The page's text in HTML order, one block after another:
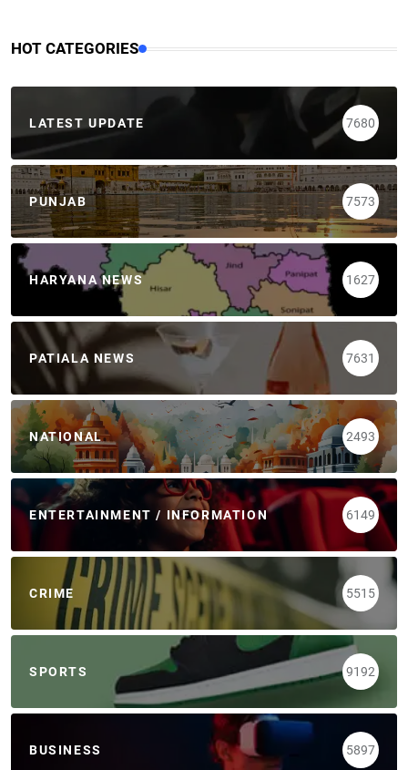
HOT CATEGORIES
LATEST UPDATE 7680
PUNJAB 7573
HARYANA NEWS 1627
PATIALA NEWS 7631
NATIONAL 2493
ENTERTAINMENT / INFORMATION 6149
CRIME 5515
SPORTS 9192
BUSINESS 5897